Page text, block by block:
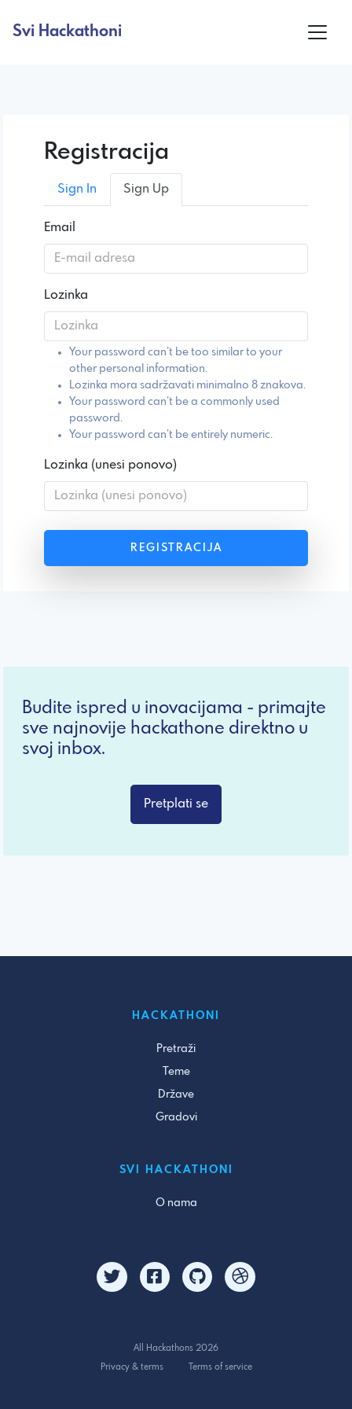
Svi Hackathoni
Registracija
Sign In Sign Up
Email
Lozinka
Your password can’t be too similar to your
other personal information.
Lozinka mora sadržavati minimalno 8 znakova.
Your password can’t be a commonly used
password.
Your password can’t be entirely numeric.
Lozinka (unesi ponovo)
REGISTRACIJA
Budite ispred u inovacijama - primajte
sve najnovije hackathone direktno u
svoj inbox.
Pretplati se
HACKATHONI
Pretraži
Teme
Države
Gradovi
SVI HACKATHONI
O nama
All Hackathons 2026
Privacy & terms
Terms of service